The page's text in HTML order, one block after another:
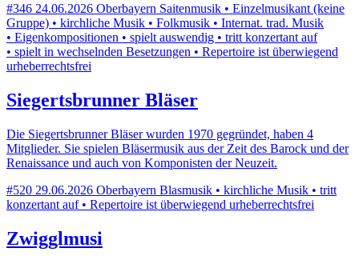
#346 24.06.2026 Oberbayern Saitenmusik • Einzelmusikant (keine
Gruppe) • kirchliche Musik • Folkmusik • Internat. trad. Musik
• Eigenkompositionen • spielt auswendig • tritt konzertant auf
• spielt in wechselnden Besetzungen • Repertoire ist überwiegend
urheberrechtsfrei
Siegertsbrunner Bläser
Die Siegertsbrunner Bläser wurden 1970 gegründet, haben 4
Mitglieder. Sie spielen Bläsermusik aus der Zeit des Barock und der
Renaissance und auch von Komponisten der Neuzeit.
#520 29.06.2026 Oberbayern Blasmusik • kirchliche Musik • tritt
konzertant auf • Repertoire ist überwiegend urheberrechtsfrei
Zwigglmusi